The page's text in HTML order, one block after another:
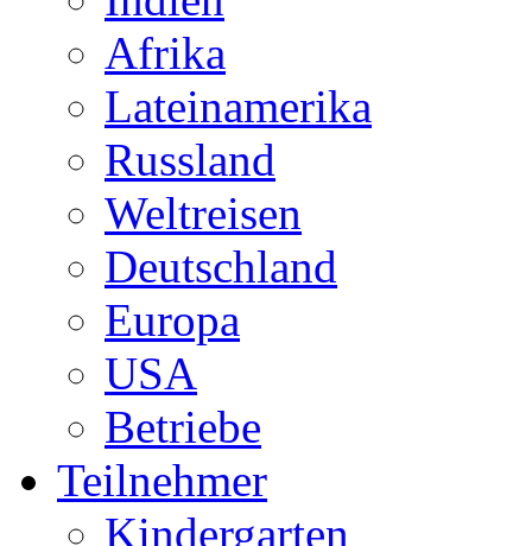
Afrika
Lateinamerika
Russland
Weltreisen
Deutschland
Europa
USA
Betriebe
Teilnehmer
Kindergarten